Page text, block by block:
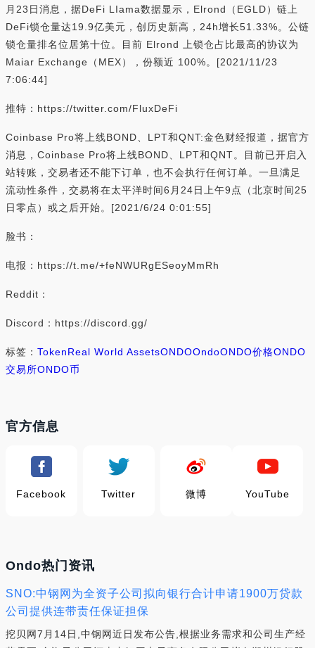
月23日消息，据DeFi LIama数据显示，Elrond（EGLD）链上
DeFi锁仓量达19.9亿美元，创历史新高，24h增长51.33%。公链
锁仓量排名位居第十位。目前 Elrond 上锁仓占比最高的协议为
Maiar Exchange（MEX），份额近 100%。[2021/11/23
7:06:44]
推特：https://twitter.com/FluxDeFi
Coinbase Pro将上线BOND、LPT和QNT:金色财经报道，据官方
消息，Coinbase Pro将上线BOND、LPT和QNT。目前已开启入
站转账，交易者还不能下订单，也不会执行任何订单。一旦满足
流动性条件，交易将在太平洋时间6月24日上午9点（北京时间25
日零点）或之后开始。[2021/6/24 0:01:55]
脸书：
电报：https://t.me/+feNWURgESeoyMmRh
Reddit：
Discord：https://discord.gg/
标签： TokenReal World AssetsONDOOndoONDO价格ONDO
交易所ONDO币
官方信息
Facebook Twitter 微博 YouTube
Ondo热门资讯
SNO:中钢网为全资子公司拟向银行合计申请1900万贷款
公司提供连带责任保证担保
挖贝网7月14日,中钢网近日发布公告,根据业务需求和公司生产经